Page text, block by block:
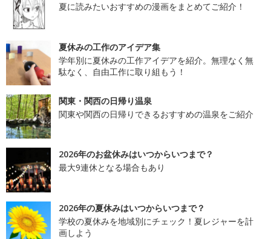
夏に読みたいおすすめの漫画をまとめてご紹介！
夏休みの工作のアイデア集
学年別に夏休みの工作アイデアを紹介。無理なく無
駄なく、自由工作に取り組もう！
関東・関西の日帰り温泉
関東や関西の日帰りできるおすすめの温泉をご紹介
2026年のお盆休みはいつからいつまで？
最大9連休となる場合もあり
2026年の夏休みはいつからいつまで？
学校の夏休みを地域別にチェック！夏レジャーを計
画しよう